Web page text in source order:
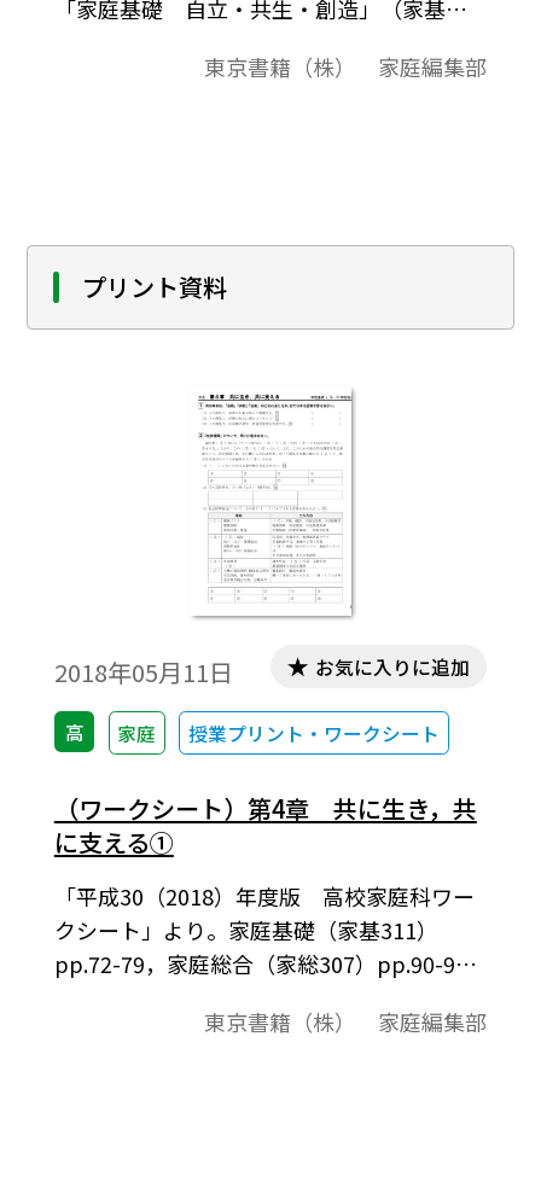
「家庭基礎 自立・共生・創造」（家基
成29-32（2017-2020）年度用教科書。
東京書籍（株） 家庭編集部
プリント資料
2018年05月11日
高 家庭 授業プリント・ワークシート
お気に入りに追加
（ワークシート）第4章 共に生き，共
に支える①
「平成30（2018）年度版 高校家庭科ワー
クシート」より。家庭基礎（家基311）
pp.72-79，家庭総合（家総307）pp.90-99
例になっています。東京書籍（株） 家庭編集部